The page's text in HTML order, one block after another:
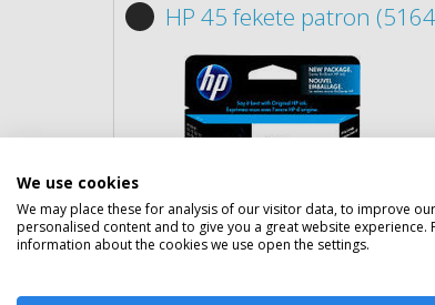
HP 45 fekete patron
We use cookies
We may place these for analysis of our visitor data, to improve
personalised content and to give you a great website experience.
information about the cookies we use open the settings.